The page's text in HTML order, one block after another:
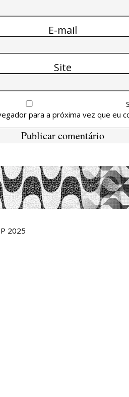
E-mail
Site
para a próxima vez que eu
2025